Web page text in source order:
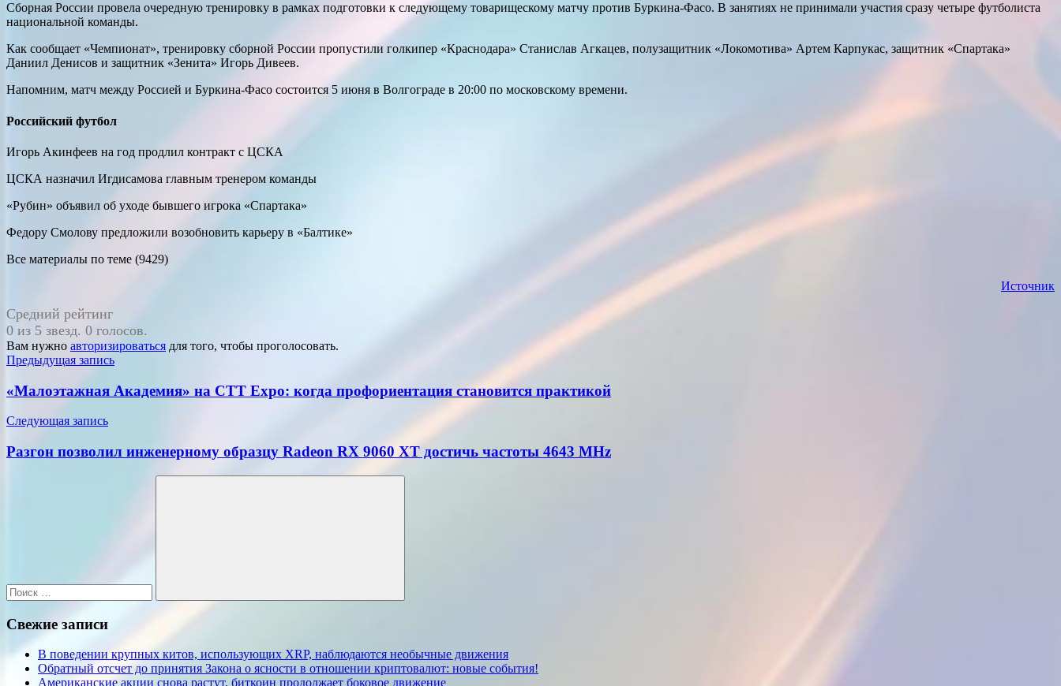
Сборная России провела очередную тренировку в рамках подготовки к следующему товарищескому матчу против Буркина-Фасо. В занятиях не принимали участия сразу четыре футболиста
национальной команды.
Как сообщает «Чемпионат», тренировку сборной России пропустили голкипер «Краснодара» Станислав Агкацев, полузащитник «Локомотива» Артем Карпукас, защитник «Спартака»
Даниил Денисов и защитник «Зенита» Игорь Дивеев.
Напомним, матч между Россией и Буркина-Фасо состоится 5 июня в Волгограде в 20:00 по московскому времени.
Российский футбол
Игорь Акинфеев на год продлил контракт с ЦСКА
ЦСКА назначил Игдисамова главным тренером команды
«Рубин» объявил об уходе бывшего игрока «Спартака»
Федору Смолову предложили возобновить карьеру в «Балтике»
Все материалы по теме (9429)
Источник
Средний рейтинг
0 из 5 звезд. 0 голосов.
Вам нужно авторизироваться для того, чтобы проголосовать.
Навигация
по
Предыдущая запись
«Малоэтажная Академия» на CTT Expo: когда профориентация становится практикой
Следующая запись
Разгон позволил инженерному образцу Radeon RX 9060 XT достичь частоты 4643 MHz
Поиск
Свежие записи
В поведении крупных китов, использующих XRP, наблюдаются необычные движения
Обратный отсчет до принятия Закона о ясности в отношении криптовалют: новые события!
Американские акции снова растут, биткоин продолжает боковое движение